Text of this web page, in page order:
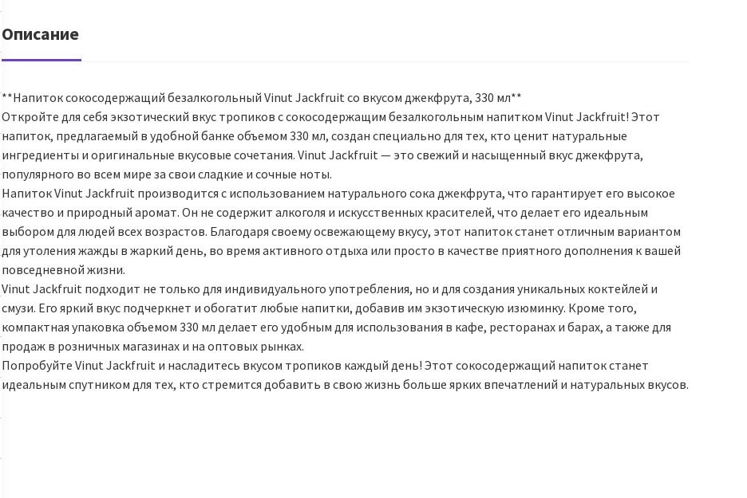
Описание
**Напиток сокосодержащий безалкогольный Vinut Jackfruit со вкусом джекфрута, 330 мл**
Откройте для себя экзотический вкус тропиков с сокосодержащим безалкогольным напитком Vinut Jackfruit! Этот
напиток, предлагаемый в удобной банке объемом 330 мл, создан специально для тех, кто ценит натуральные
ингредиенты и оригинальные вкусовые сочетания. Vinut Jackfruit — это свежий и насыщенный вкус джекфрута,
популярного во всем мире за свои сладкие и сочные ноты.
Напиток Vinut Jackfruit производится с использованием натурального сока джекфрута, что гарантирует его высокое
качество и природный аромат. Он не содержит алкоголя и искусственных красителей, что делает его идеальным
выбором для людей всех возрастов. Благодаря своему освежающему вкусу, этот напиток станет отличным вариантом
для утоления жажды в жаркий день, во время активного отдыха или просто в качестве приятного дополнения к вашей
повседневной жизни.
Vinut Jackfruit подходит не только для индивидуального употребления, но и для создания уникальных коктейлей и
смузи. Его яркий вкус подчеркнет и обогатит любые напитки, добавив им экзотическую изюминку. Кроме того,
компактная упаковка объемом 330 мл делает его удобным для использования в кафе, ресторанах и барах, а также для
продаж в розничных магазинах и на оптовых рынках.
Попробуйте Vinut Jackfruit и насладитесь вкусом тропиков каждый день! Этот сокосодержащий напиток станет
идеальным спутником для тех, кто стремится добавить в свою жизнь больше ярких впечатлений и натуральных вкусов.